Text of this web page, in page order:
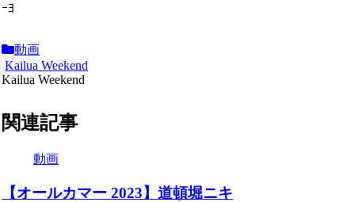
ｰﾖ
動画
Kailua Weekend
Kailua Weekend
関連記事
動画
【オールカマー 2023】道頓堀ニキ